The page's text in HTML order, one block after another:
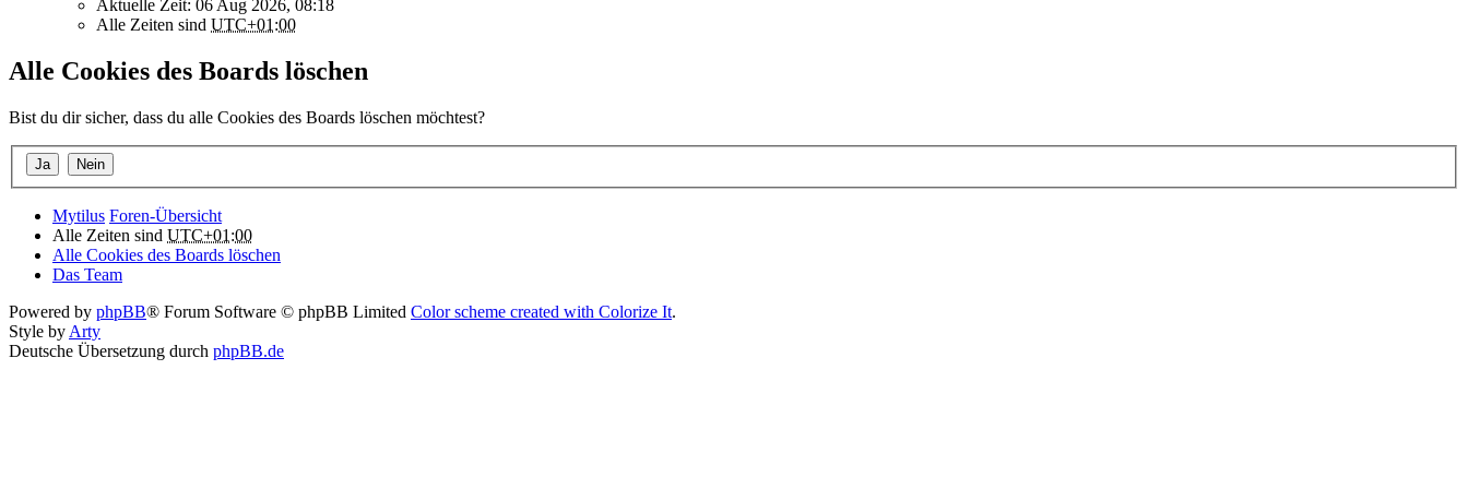
Aktuelle Zeit: 06 Aug 2026, 08:18
Alle Zeiten sind UTC+01:00
Alle Cookies des Boards löschen
Bist du dir sicher, dass du alle Cookies des Boards löschen möchtest?
Mytilus Foren-Übersicht
Alle Zeiten sind UTC+01:00
Alle Cookies des Boards löschen
Das Team
Powered by phpBB® Forum Software © phpBB Limited Color scheme created with Colorize It.
Style byArty
Deutsche Übersetzung durch phpBB.de